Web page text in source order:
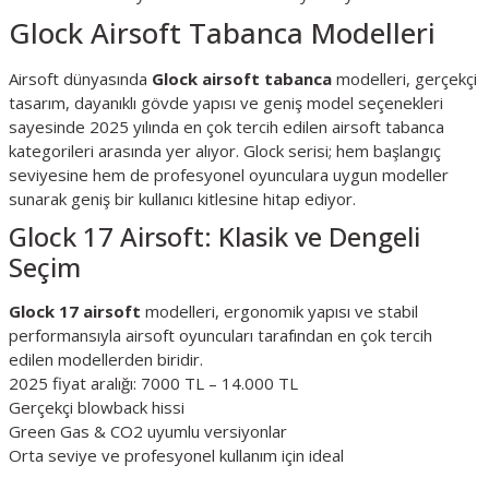
Glock Airsoft Tabanca Modelleri
Airsoft dünyasında Glock airsoft tabanca modelleri, gerçekçi
tasarım, dayanıklı gövde yapısı ve geniş model seçenekleri
sayesinde 2025 yılında en çok tercih edilen airsoft tabanca
kategorileri arasında yer alıyor. Glock serisi; hem başlangıç
seviyesine hem de profesyonel oyunculara uygun modeller
sunarak geniş bir kullanıcı kitlesine hitap ediyor.
Glock 17 Airsoft: Klasik ve Dengeli
Seçim
Glock 17 airsoft modelleri, ergonomik yapısı ve stabil
performansıyla airsoft oyuncuları tarafından en çok tercih
edilen modellerden biridir.
2025 fiyat aralığı: 7000 TL – 14.000 TL
Gerçekçi blowback hissi
Green Gas & CO2 uyumlu versiyonlar
Orta seviye ve profesyonel kullanım için ideal